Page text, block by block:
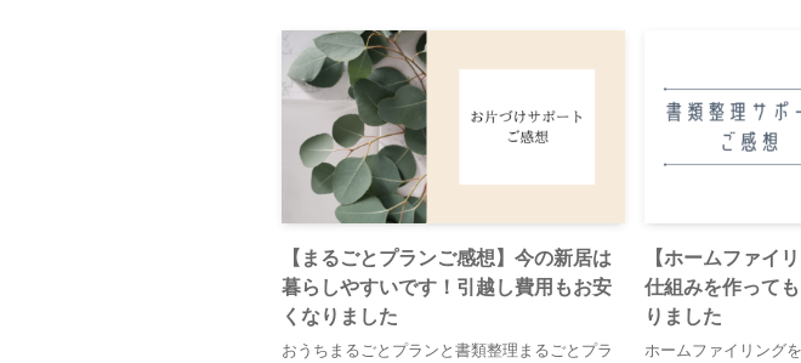
【まるごとプランご感想】今の新居は
暮らしやすいです！引越し費用もお安
くなりました
おうちまるごとプランと書類整理まるごとプラ
【ホームファイ
仕組みを作って
りました
ホームファイリング